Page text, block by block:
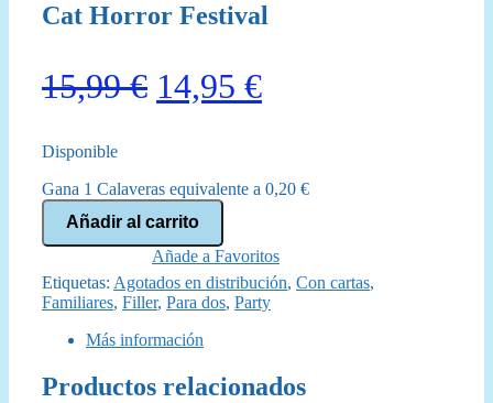
Cat Horror Festival
15,99€ El
era:
15,99 €.
14,95 €El
es:
14,95 €.
Disponible
Gana 1 Calaveras equivalente a 0,20 €
Cat
Horror
Festival
Añadir al carrito
Añade a Favoritos
Etiquetas: Agotados en distribución, Con cartas,
Familiares, Filler, Para dos, Party
Más información
Productos relacionados